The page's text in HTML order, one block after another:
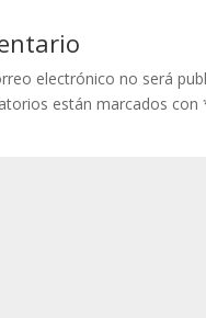
electrónico no será
están marcados con